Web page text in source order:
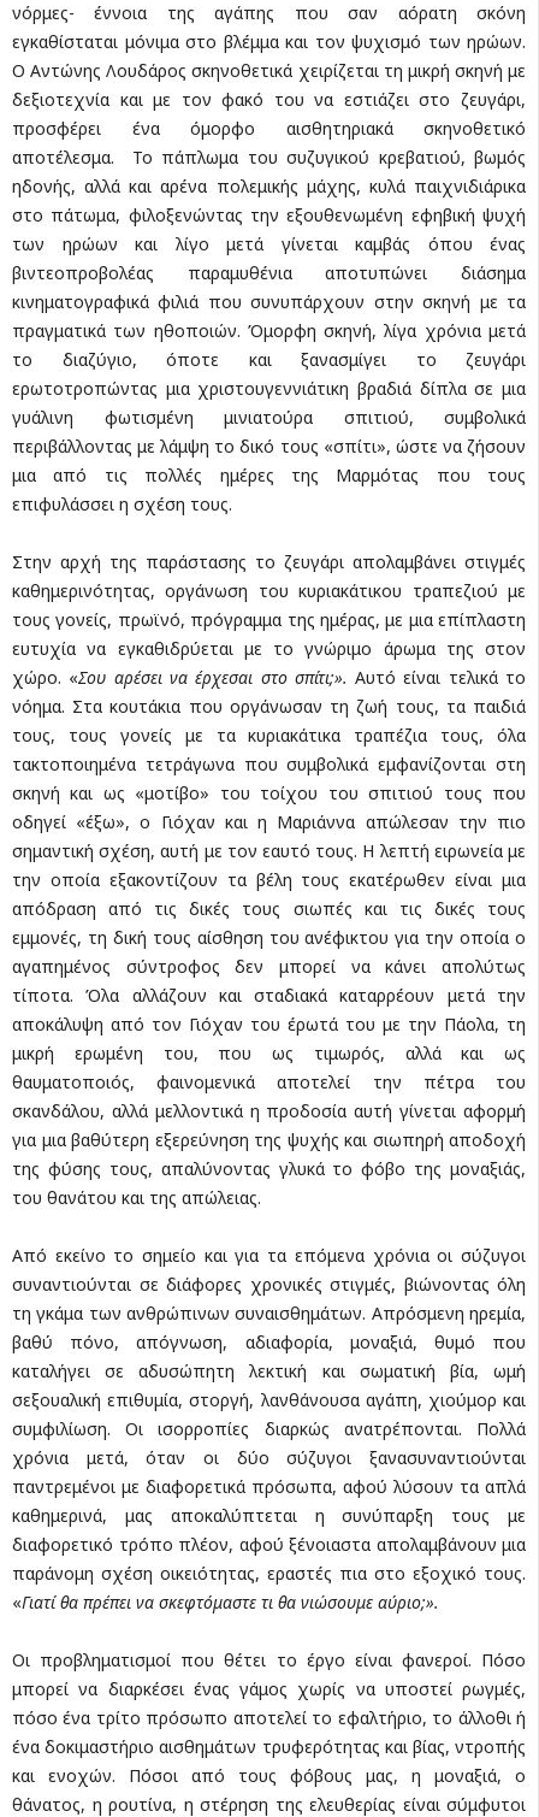
νόρμες- έννοια της αγάπης που σαν αόρατη σκόνη
εγκαθίσταται μόνιμα στο βλέμμα και τον ψυχισμό των ηρώων.
Ο Αντώνης Λουδάρος σκηνοθετικά χειρίζεται τη μικρή σκηνή με
δεξιοτεχνία και με τον φακό του να εστιάζει στο ζευγάρι,
προσφέρει ένα όμορφο αισθητηριακά σκηνοθετικό
αποτέλεσμα. Το πάπλωμα του συζυγικού κρεβατιού, βωμός
ηδονής, αλλά και αρένα πολεμικής μάχης, κυλά παιχνιδιάρικα
στο πάτωμα, φιλοξενώντας την εξουθενωμένη εφηβική ψυχή
των ηρώων και λίγο μετά γίνεται καμβάς όπου ένας
βιντεοπροβολέας παραμυθένια αποτυπώνει διάσημα
κινηματογραφικά φιλιά που συνυπάρχουν στην σκηνή με τα
πραγματικά των ηθοποιών. Όμορφη σκηνή, λίγα χρόνια μετά
το διαζύγιο, όποτε και ξανασμίγει το ζευγάρι
ερωτοτροπώντας μια χριστουγεννιάτικη βραδιά δίπλα σε μια
γυάλινη φωτισμένη μινιατούρα σπιτιού, συμβολικά
περιβάλλοντας με λάμψη το δικό τους «σπίτι», ώστε να ζήσουν
μια από τις πολλές ημέρες της Μαρμότας που τους
επιφυλάσσει η σχέση τους.
Στην αρχή της παράστασης το ζευγάρι απολαμβάνει στιγμές
καθημερινότητας, οργάνωση του κυριακάτικου τραπεζιού με
τους γονείς, πρωϊνό, πρόγραμμα της ημέρας, με μια επίπλαστη
ευτυχία να εγκαθιδρύεται με το γνώριμο άρωμα της στον
χώρο. «Σου αρέσει να έρχεσαι στο σπίτι;». Αυτό είναι τελικά το
νόημα. Στα κουτάκια που οργάνωσαν τη ζωή τους, τα παιδιά
τους, τους γονείς με τα κυριακάτικα τραπέζια τους, όλα
τακτοποιημένα τετράγωνα που συμβολικά εμφανίζονται στη
σκηνή και ως «μοτίβο» του τοίχου του σπιτιού τους που
οδηγεί «έξω», ο Γιόχαν και η Μαριάννα απώλεσαν την πιο
σημαντική σχέση, αυτή με τον εαυτό τους. Η λεπτή ειρωνεία με
την οποία εξακοντίζουν τα βέλη τους εκατέρωθεν είναι μια
απόδραση από τις δικές τους σιωπές και τις δικές τους
εμμονές, τη δική τους αίσθηση του ανέφικτου για την οποία ο
αγαπημένος σύντροφος δεν μπορεί να κάνει απολύτως
τίποτα. Όλα αλλάζουν και σταδιακά καταρρέουν μετά την
αποκάλυψη από τον Γιόχαν του έρωτά του με την Πάολα, τη
μικρή ερωμένη του, που ως τιμωρός, αλλά και ως
θαυματοποιός, φαινομενικά αποτελεί την πέτρα του
σκανδάλου, αλλά μελλοντικά η προδοσία αυτή γίνεται αφορμή
για μια βαθύτερη εξερεύνηση της ψυχής και σιωπηρή αποδοχή
της φύσης τους, απαλύνοντας γλυκά το φόβο της μοναξιάς,
του θανάτου και της απώλειας.
Από εκείνο το σημείο και για τα επόμενα χρόνια οι σύζυγοι
συναντιούνται σε διάφορες χρονικές στιγμές, βιώνοντας όλη
τη γκάμα των ανθρώπινων συναισθημάτων. Απρόσμενη ηρεμία,
βαθύ πόνο, απόγνωση, αδιαφορία, μοναξιά, θυμό που
καταλήγει σε αδυσώπητη λεκτική και σωματική βία, ωμή
σεξουαλική επιθυμία, στοργή, λανθάνουσα αγάπη, χιούμορ και
συμφιλίωση. Οι ισορροπίες διαρκώς ανατρέπονται. Πολλά
χρόνια μετά, όταν οι δύο σύζυγοι ξανασυναντιούνται
παντρεμένοι με διαφορετικά πρόσωπα, αφού λύσουν τα απλά
καθημερινά, μας αποκαλύπτεται η συνύπαρξη τους με
διαφορετικό τρόπο πλέον, αφού ξένοιαστα απολαμβάνουν μια
παράνομη σχέση οικειότητας, εραστές πια στο εξοχικό τους.
«Γιατί θα πρέπει να σκεφτόμαστε τι θα νιώσουμε αύριο;».
Οι προβληματισμοί που θέτει το έργο είναι φανεροί. Πόσο
μπορεί να διαρκέσει ένας γάμος χωρίς να υποστεί ρωγμές,
πόσο ένα τρίτο πρόσωπο αποτελεί το εφαλτήριο, το άλλοθι ή
ένα δοκιμαστήριο αισθημάτων τρυφερότητας και βίας, ντροπής
και ενοχών. Πόσοι από τους φόβους μας, η μοναξιά, ο
θάνατος, η ρουτίνα, η στέρηση της ελευθερίας είναι σύμφυτοι